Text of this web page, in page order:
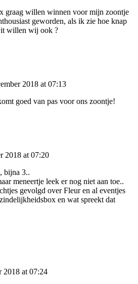
graag willen winnen voor mijn zoontje
geworden, als ik zie hoe knap
willen wij ook ?
2018 at 07:13
goed van pas voor ons zoontje!
2018 at 07:20
bijna 3..
meneertje leek er nog niet aan toe..
gevolgd over Fleur en al eventjes
en wat spreekt dat
2018 at 07:24